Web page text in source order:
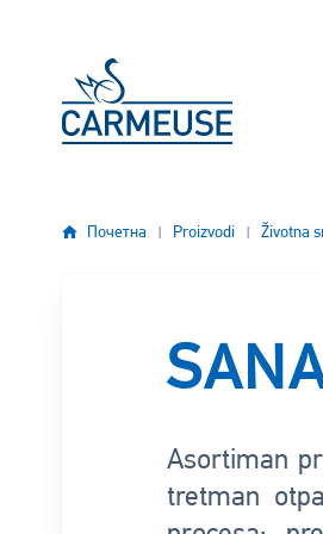
Почетна Proizvodi Životna
Asortiman
tretman